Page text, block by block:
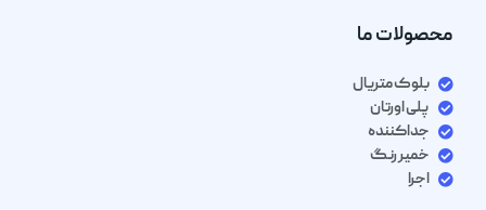
محصولات ما
بلوک متریال
پلی اورتان
جداکننده
خمیر رنگ
اجرا